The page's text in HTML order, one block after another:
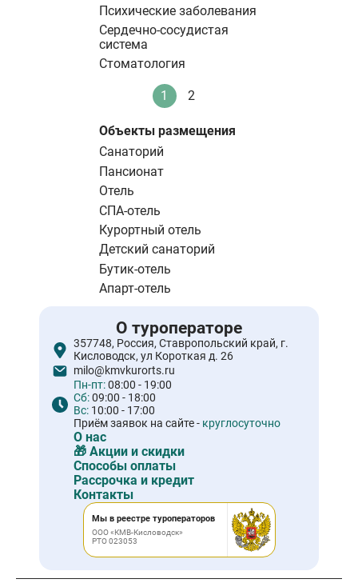
Психические заболевания
Сердечно-сосудистая
система
Стоматология
Нумерация
страниц Текущая
1 Стандартное
2
Объекты размещения
Санаторий
Пансионат
Отель
СПА-отель
Курортный отель
Детский санаторий
Бутик-отель
Апарт-отель
О туроператоре
357748, Россия, Ставропольский край, г.
Кисловодск, ул Короткая д. 26
milo@kmvkurorts.ru
Пн-пт:08:00 - 19:00
Сб:09:00 - 18:00
Вс: 10:00 - 17:00
Приём заявок на сайте - круглосуточно
О нас
🎁 Акции и скидки
Способы оплаты
Рассрочка и кредит
Контакты
Мы в реестре туроператоров
ООО «КМВ-Кисловодск»
РТО 023053